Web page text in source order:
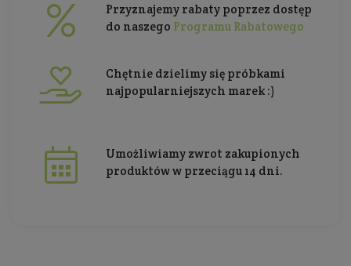
Przyznajemy rabaty poprzez dostęp
do naszego Programu Rabatowego
Chętnie dzielimy się próbkami
najpopularniejszych marek :)
Umożliwiamy zwrot zakupionych
produktów w przeciągu 14 dni.